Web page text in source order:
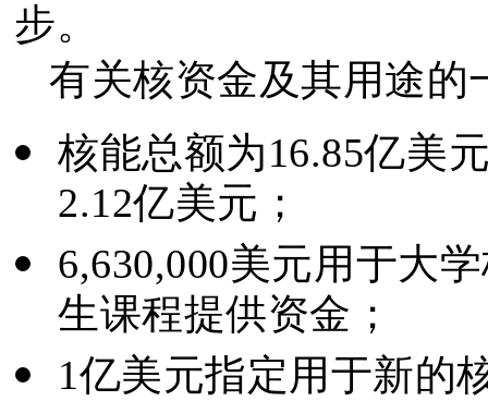
步。
有关核资金及其用途的
核能总额为16.85亿美
2.12亿美元；
6,630,000美元用于大
生课程提供资金；
1亿美元指定用于新的